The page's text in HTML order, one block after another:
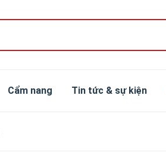
Cẩm nang Tin tức & sự kiện